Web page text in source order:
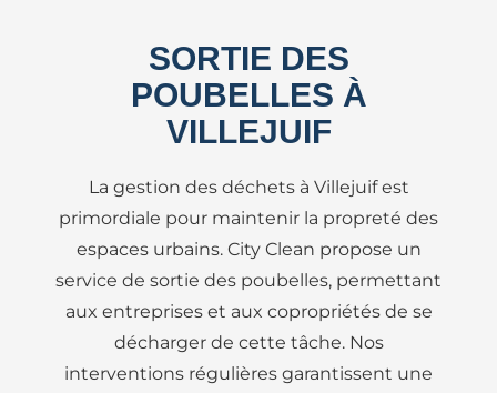
SORTIE DES
POUBELLES À
VILLEJUIF
La gestion des déchets à Villejuif est
primordiale pour maintenir la propreté des
espaces urbains. City Clean propose un
service de sortie des poubelles, permettant
aux entreprises et aux copropriétés de se
décharger de cette tâche. Nos
interventions régulières garantissent une